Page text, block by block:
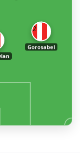
2
Gorosabel